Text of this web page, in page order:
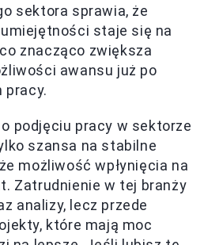
sektora sprawia, że
staje się na
znacząco zwiększa
awansu już po
pracy.
podjęciu pracy w sektorze
szansa na stabilne
możliwość wpłynięcia na
Zatrudnienie w tej branży
analizy, lecz przede
które mają moc